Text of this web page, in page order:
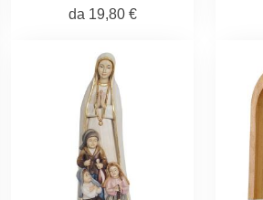
da 19,80 €